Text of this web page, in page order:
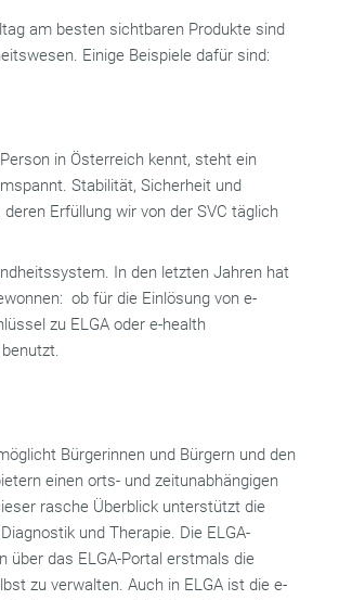
am besten sichtbaren Produkte sind
Einige Beispiele dafür sind:
in Österreich kennt, steht ein
Stabilität, Sicherheit und
Erfüllung wir von der SVC täglich
In den letzten Jahren hat
ob für die Einlösung von e-
zu ELGA oder e-health
Bürgerinnen und Bürgern und den
einen orts- und zeitunabhängigen
rasche Überblick unterstützt die
und Therapie. Die ELGA-
über das ELGA-Portal erstmals die
zu verwalten. Auch in ELGA ist die e-